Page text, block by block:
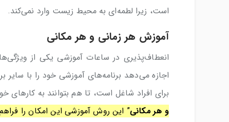
است، زیرا لطمه‌ای به محیط زیست وارد نمی‌کند.
آموزش هر زمانی و هر مکانی
انعطاف‌پذیری در ساعات آموزشی یکی از
اجازه می‌دهد برنامه‌های آموزشی خود را با سایر
برای افراد شاغل است، تا هم بتوانند به
و هر مکانی” این روش آموزشی این امکان را